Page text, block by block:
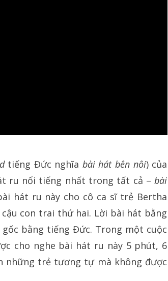
tiếng Đức nghĩa bài hát bên nôi) của
ru nổi tiếng nhất trong tất cả –bài
hát ru này cho cô ca sĩ trẻ Bertha
con trai thứ hai. Lời bài hát bằng
bằng tiếng Đức. Trong một cuộc
cho nghe bài hát ru này 5 phút, 6
những trẻ tương tự mà không được